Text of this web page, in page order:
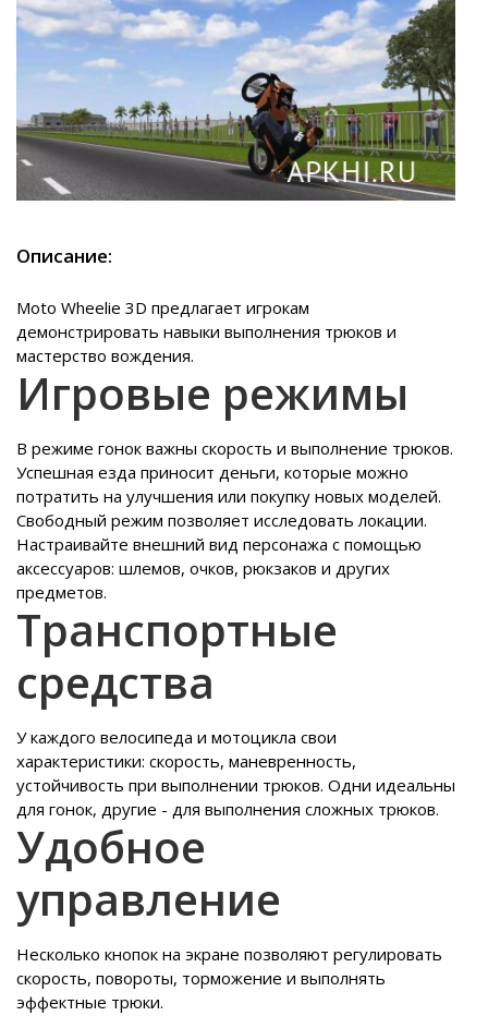
Описание:
Moto Wheelie 3D предлагает игрокам
демонстрировать навыки выполнения трюков и
мастерство вождения.
Игровые режимы
В режиме гонок важны скорость и выполнение трюков.
Успешная езда приносит деньги, которые можно
потратить на улучшения или покупку новых моделей.
Свободный режим позволяет исследовать локации.
Настраивайте внешний вид персонажа с помощью
аксессуаров: шлемов, очков, рюкзаков и других
предметов.
Транспортные
средства
У каждого велосипеда и мотоцикла свои
характеристики: скорость, маневренность,
устойчивость при выполнении трюков. Одни идеальны
для гонок, другие - для выполнения сложных трюков.
Удобное
управление
Несколько кнопок на экране позволяют регулировать
скорость, повороты, торможение и выполнять
эффектные трюки.